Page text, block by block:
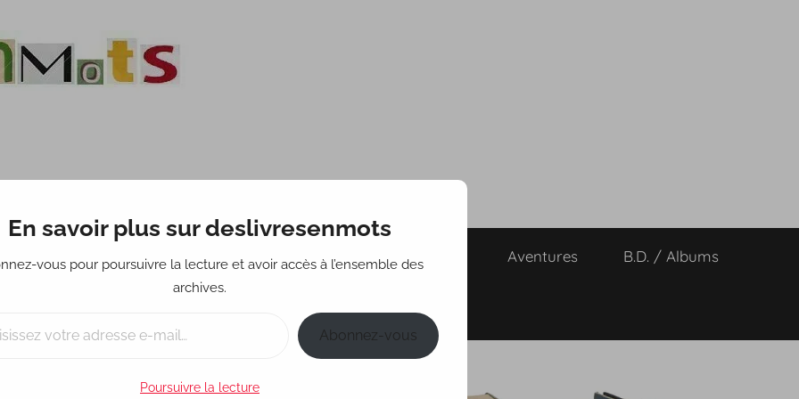
Fantastique Policier Récits de vies Aventures B.D. / Albums
En savoir plus sur deslivresenmots
vous pour poursuivre la lecture et avoir accès à l’ensemble des
archives.
Abonnez-vous
Poursuivre la lecture